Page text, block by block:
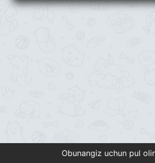
Obunangiz uchun pul